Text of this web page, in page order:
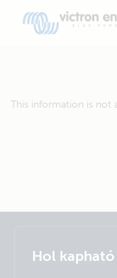
This information is not
Magyar
Hol kapható